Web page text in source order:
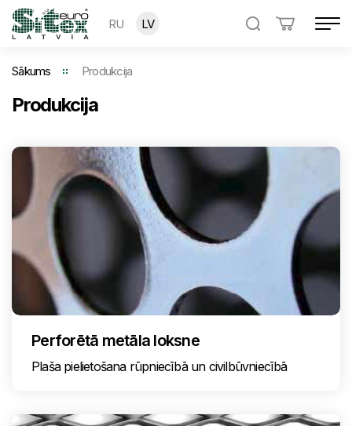
RU LV
Sākums Produkcija
Produkcija
Perforētā metāla loksne
Plaša pielietošana rūpniecībā un civilbūvniecībā